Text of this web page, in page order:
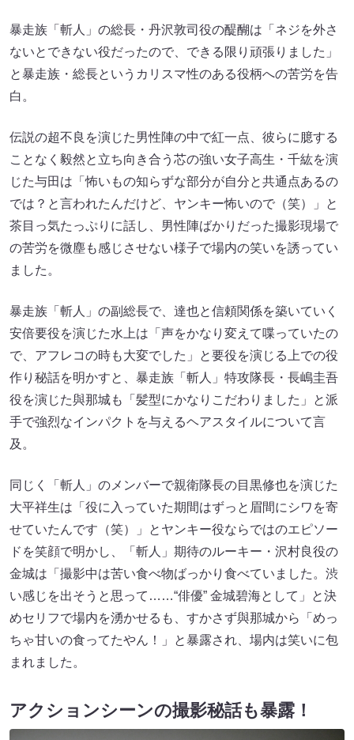
暴走族「斬人」の総長・丹沢敦司役の醍醐は「ネジを外さ
ないとできない役だったので、できる限り頑張りました」
と暴走族・総長というカリスマ性のある役柄への苦労を告
白。
伝説の超不良を演じた男性陣の中で紅一点、彼らに臆する
ことなく毅然と立ち向き合う芯の強い女子高生・千紘を演
じた与田は「怖いもの知らずな部分が自分と共通点あるの
では？と言われたんだけど、ヤンキー怖いので（笑）」と
茶目っ気たっぷりに話し、男性陣ばかりだった撮影現場で
の苦労を微塵も感じさせない様子で場内の笑いを誘ってい
ました。
暴走族「斬人」の副総長で、達也と信頼関係を築いていく
安倍要役を演じた水上は「声をかなり変えて喋っていたの
で、アフレコの時も大変でした」と要役を演じる上での役
作り秘話を明かすと、暴走族「斬人」特攻隊長・長嶋圭吾
役を演じた與那城も「髪型にかなりこだわりました」と派
手で強烈なインパクトを与えるヘアスタイルについて言
及。
同じく「斬人」のメンバーで親衛隊長の目黒修也を演じた
⼤平祥⽣は「役に入っていた期間はずっと眉間にシワを寄
せていたんです（笑）」とヤンキー役ならではのエピソー
ドを笑顔で明かし、「斬人」期待のルーキー・沢村良役の
⾦城は「撮影中は苦い食べ物ばっかり食べていました。渋
い感じを出そうと思って……“俳優” 金城碧海として」と決
めセリフで場内を湧かせるも、すかさず與那城から「めっ
ちゃ甘いの食ってたやん！」と暴露され、場内は笑いに包
まれました。
アクションシーンの撮影秘話も暴露！